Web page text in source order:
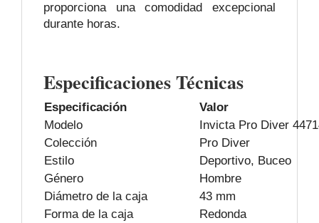
proporciona una comodidad excepcional
durante horas.
Especificaciones Técnicas
Especificación
Valor
Modelo
Invicta Pro Diver
Colección
Pro Diver
Estilo
Deportivo, Buceo
Género
Hombre
Diámetro de la caja
43 mm
Forma de la caja
Redonda